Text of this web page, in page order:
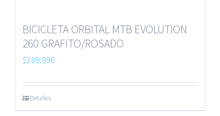
BICICLETA ORBITAL MTB EVOLUTION
260 GRAFITO/ROSADO
$289.990
Detalles